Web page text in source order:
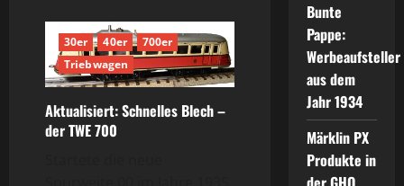
30er 40er
700er
Triebwagen
Aktualisiert: Schnelles Blech –
der TWE 700
Bunte
Pappe:
Werbeaufsteller
aus dem
Jahr 1934
Märklin PX
Produkte in